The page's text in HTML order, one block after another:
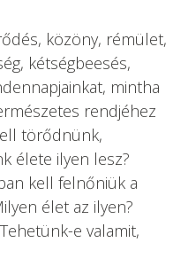
közöny, rémület,
kétségbeesés,
mintha
rendjéhez
törődnünk,
élete ilyen lesz?
kell felnőniük a
élet az ilyen?
e valamit,